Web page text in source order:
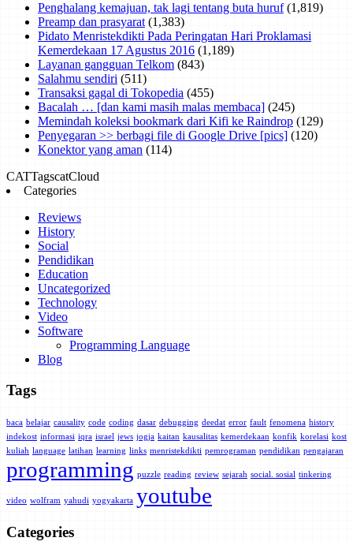
Penghalang kemajuan, tak lagi tentang buta huruf (1,819)
Preamp dan prasyarat (1,383)
Pidato Menristekdikti Pada Peringatan Hari Proklamasi
Kemerdekaan 17 Agustus 2016 (1,189)
Layanan gangguan Telkom (843)
Salahmu sendiri (511)
Transaksi gagal di Tokopedia (455)
Bacalah … [dan kami masih malas membaca] (245)
Memindah koleksi bookmark dari Kifi ke Raindrop (129)
Penyegaran >> berbagi file di Google Drive [pics] (120)
Konektor yang aman (114)
CATTagscatCloud
Categories
Reviews
History
Social
Pendidikan
Education
Uncategorized
Technology
Video
Software
Programming Language
Blog
Tags
baca belajar causality code coding dasar debugging deedat error fault fenomena history
indekost informasi iqra israel jews jogja kaitan kausalitas kemerdekaan konfik korelasi kost
kuliah language latihan learning links menristekdikti pemrograman pendidikan pengajaran
programming puzzle reading review sejarah social. sosial tinkering
video wolfram yahudi yogyakarta youtube
Categories